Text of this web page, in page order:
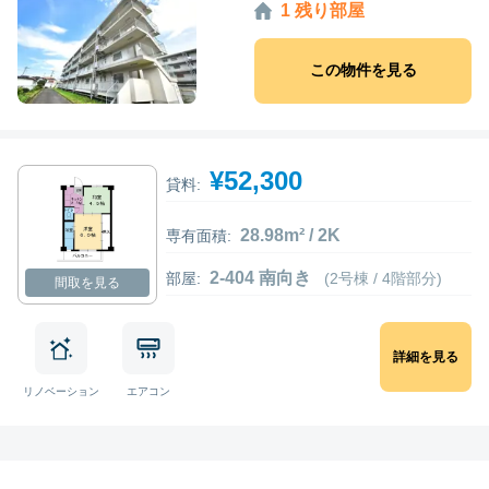
1 残り部屋
この物件を見る
間取を見る
貸料: ¥52,300
専有面積: 28.98m² / 2K
部屋: 2-404 南向き (2号棟 / 4階部分)
リノベーション エアコン
詳細を見る